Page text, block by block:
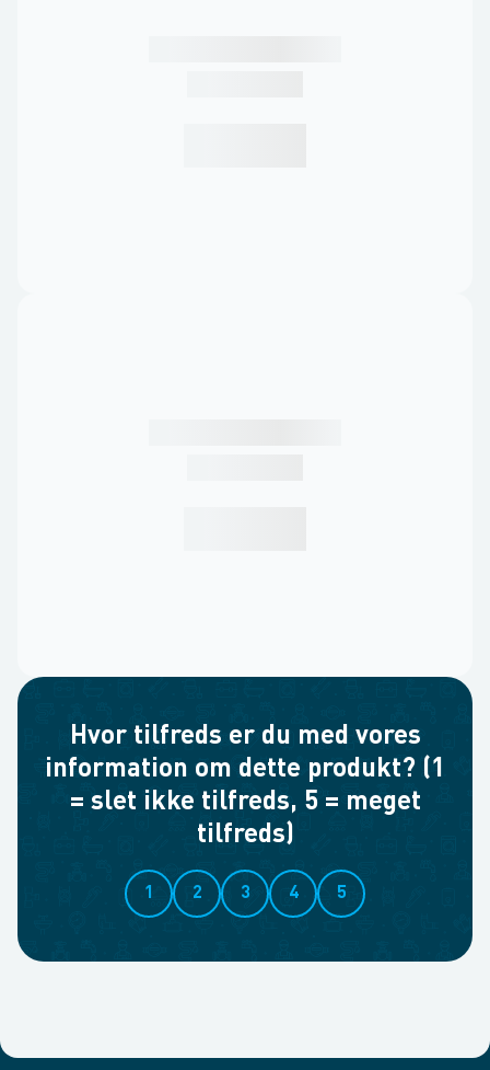
Hvor tilfreds er du med vores
information om dette produkt? (1
= slet ikke tilfreds, 5 = meget
tilfreds)
1 2 3 4 5